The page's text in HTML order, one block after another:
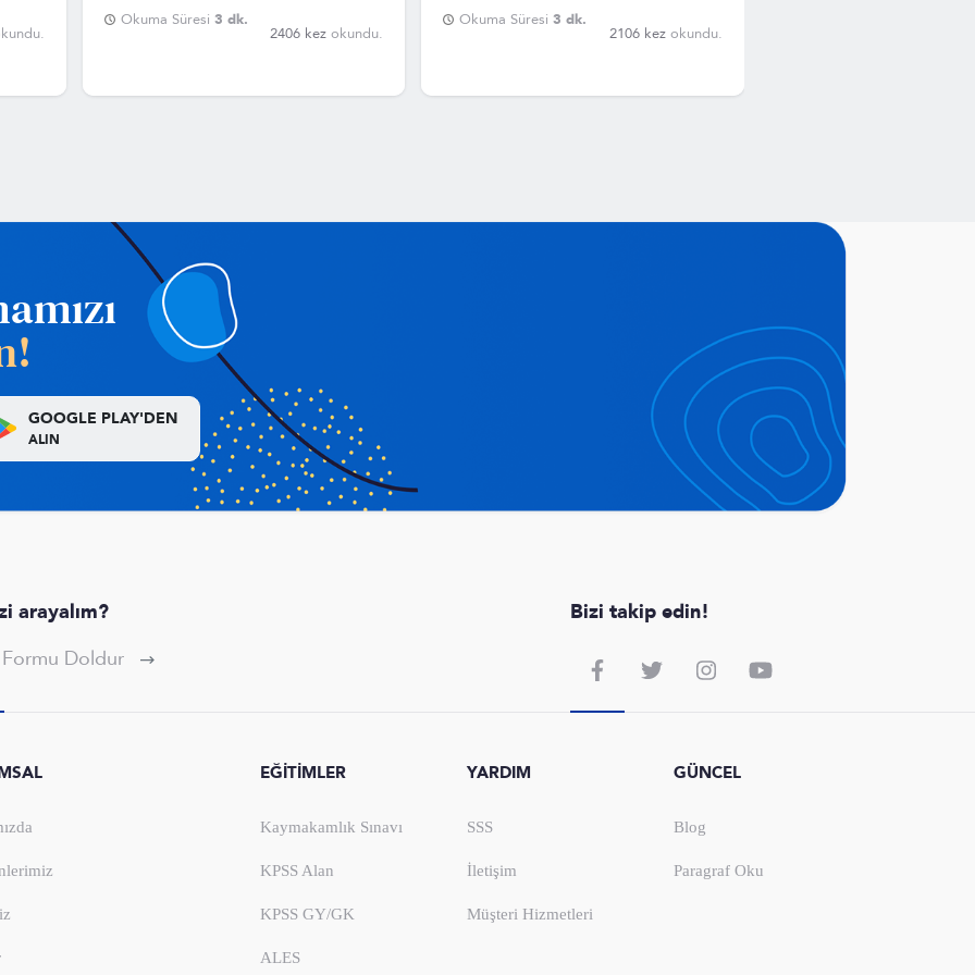
Okuma Süresi 3 dk.
2406 kez okundu.
Okuma Süresi3 dk.
2106 kezokundu.
GOOGLE PLAY'DEN
ALIN
arayalım?
Doldur
Bizi takip edin!
EĞİTİMLER
Kaymakamlık Sınavı
KPSS Alan
KPSS GY/GK
ALES
YARDIM
SSS
İletişim
Müşteri Hizmetleri
GÜNCEL
Blog
Paragraf Oku